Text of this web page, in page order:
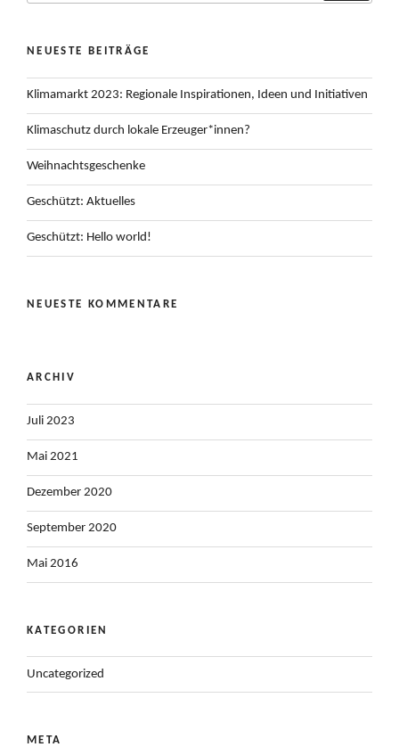
NEUESTE BEITRÄGE
Klimamarkt 2023: Regionale Inspirationen, Ideen und Initiativen
Klimaschutz durch lokale Erzeuger*innen?
Weihnachtsgeschenke
Geschützt: Aktuelles
Geschützt: Hello world!
NEUESTE KOMMENTARE
ARCHIV
Juli 2023
Mai 2021
Dezember 2020
September 2020
Mai 2016
KATEGORIEN
Uncategorized
META